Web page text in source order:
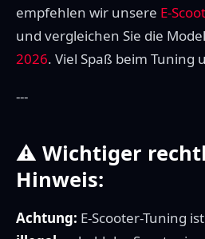
empfehlen wir unsere E-
und vergleichen Sie die
2026. Viel Spaß beim Tuning
---
⚠ Wichtiger
Hinweis:
Achtung: E-Scooter-Tuning